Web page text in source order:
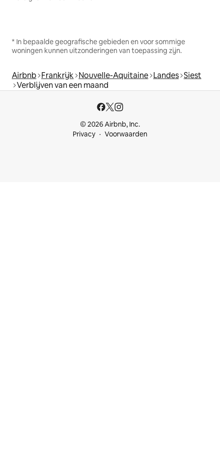
* In bepaalde geografische gebieden en voor sommige
woningen kunnen uitzonderingen van toepassing zijn.
Airbnb Frankrijk Nouvelle-Aquitaine Landes Siest
Verblijven van een maand
© 2026 Airbnb, Inc.
Privacy
Voorwaarden